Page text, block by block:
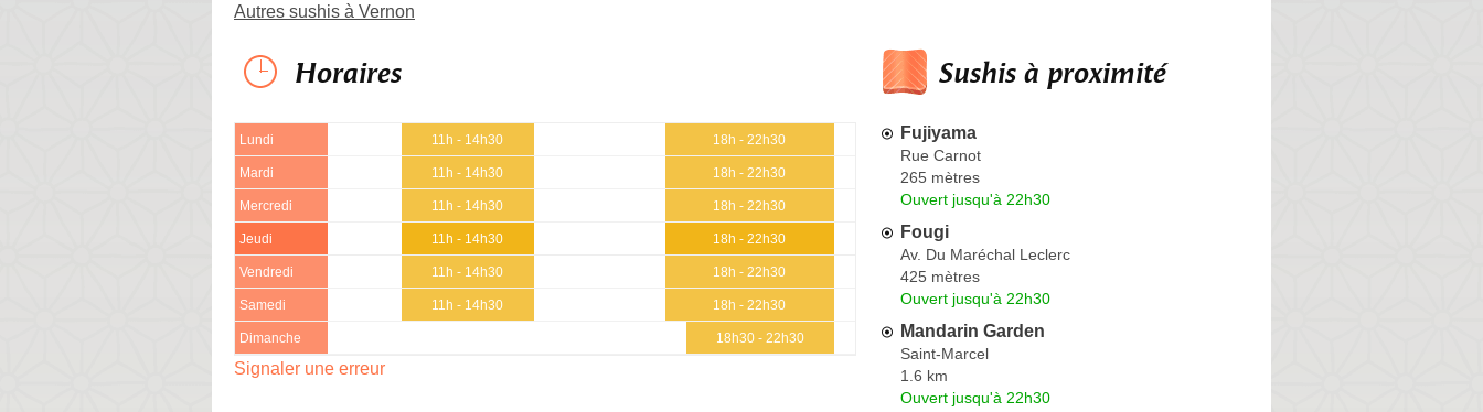
Autres sushis à Vernon
Horaires
Lundi 11h - 14h30 18h - 22h30
Mardi 11h - 14h30 18h - 22h30
Mercredi 11h - 14h30 18h - 22h30
Jeudi 11h - 14h30 18h - 22h30
Vendredi 11h - 14h30 18h - 22h30
Samedi 11h - 14h30 18h - 22h30
Dimanche 18h30 - 22h30
Signaler une erreur
Sushis à proximité
Fujiyama
Rue Carnot
265 mètres
Ouvert jusqu'à 22h30
Fougi
Av. Du Maréchal Leclerc
425 mètres
Ouvert jusqu'à 22h30
Mandarin Garden
Saint-Marcel
1.6 km
Ouvert jusqu'à 22h30